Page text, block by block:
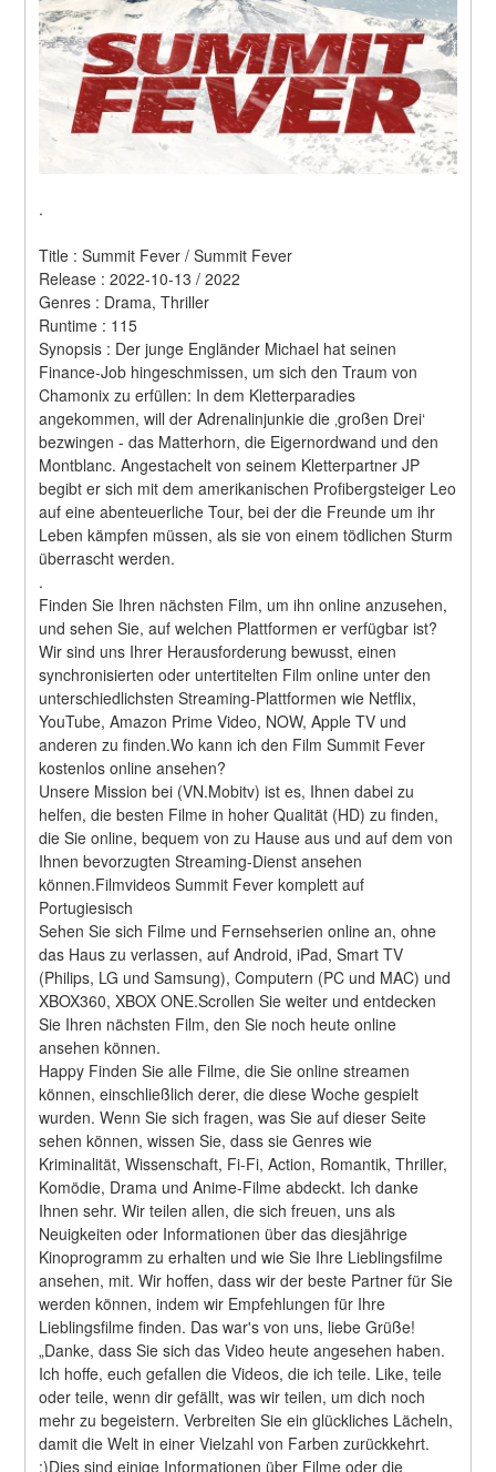
.
Title : Summit Fever / Summit Fever
Release : 2022-10-13 / 2022
Genres : Drama, Thriller
Runtime : 115
Synopsis : Der junge Engländer Michael hat seinen
Finance-Job hingeschmissen, um sich den Traum von
Chamonix zu erfüllen: In dem Kletterparadies
angekommen, will der Adrenalinjunkie die ‚großen Drei‘
bezwingen - das Matterhorn, die Eigernordwand und den
Montblanc. Angestachelt von seinem Kletterpartner JP
begibt er sich mit dem amerikanischen Profibergsteiger Leo
auf eine abenteuerliche Tour, bei der die Freunde um ihr
Leben kämpfen müssen, als sie von einem tödlichen Sturm
überrascht werden.
.
Finden Sie Ihren nächsten Film, um ihn online anzusehen,
und sehen Sie, auf welchen Plattformen er verfügbar ist?
Wir sind uns Ihrer Herausforderung bewusst, einen
synchronisierten oder untertitelten Film online unter den
unterschiedlichsten Streaming-Plattformen wie Netflix,
YouTube, Amazon Prime Video, NOW, Apple TV und
anderen zu finden.Wo kann ich den Film Summit Fever
kostenlos online ansehen?
Unsere Mission bei (VN.Mobitv) ist es, Ihnen dabei zu
helfen, die besten Filme in hoher Qualität (HD) zu finden,
die Sie online, bequem von zu Hause aus und auf dem von
Ihnen bevorzugten Streaming-Dienst ansehen
können.Filmvideos Summit Fever komplett auf
Portugiesisch
Sehen Sie sich Filme und Fernsehserien online an, ohne
das Haus zu verlassen, auf Android, iPad, Smart TV
(Philips, LG und Samsung), Computern (PC und MAC) und
XBOX360, XBOX ONE.Scrollen Sie weiter und entdecken
Sie Ihren nächsten Film, den Sie noch heute online
ansehen können.
Happy Finden Sie alle Filme, die Sie online streamen
können, einschließlich derer, die diese Woche gespielt
wurden. Wenn Sie sich fragen, was Sie auf dieser Seite
sehen können, wissen Sie, dass sie Genres wie
Kriminalität, Wissenschaft, Fi-Fi, Action, Romantik, Thriller,
Komödie, Drama und Anime-Filme abdeckt. Ich danke
Ihnen sehr. Wir teilen allen, die sich freuen, uns als
Neuigkeiten oder Informationen über das diesjährige
Kinoprogramm zu erhalten und wie Sie Ihre Lieblingsfilme
ansehen, mit. Wir hoffen, dass wir der beste Partner für Sie
werden können, indem wir Empfehlungen für Ihre
Lieblingsfilme finden. Das war's von uns, liebe Grüße!
„Danke, dass Sie sich das Video heute angesehen haben.
Ich hoffe, euch gefallen die Videos, die ich teile. Like, teile
oder teile, wenn dir gefällt, was wir teilen, um dich noch
mehr zu begeistern. Verbreiten Sie ein glückliches Lächeln,
damit die Welt in einer Vielzahl von Farben zurückkehrt.
:)Dies sind einige Informationen über Filme oder die